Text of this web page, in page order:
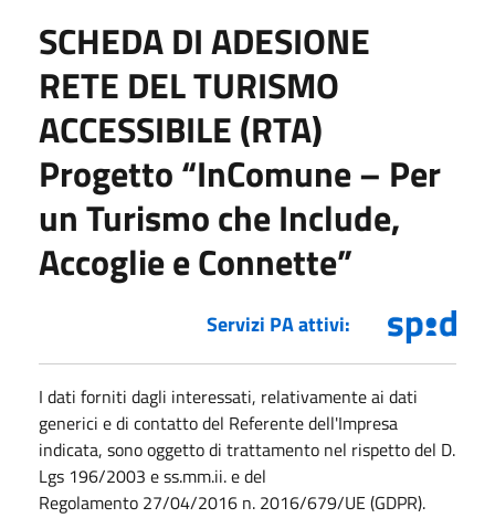
SCHEDA DI ADESIONE
RETE DEL TURISMO
ACCESSIBILE (RTA)
Progetto “InComune – Per
un Turismo che Include,
Accoglie e Connette”
Servizi PA attivi:
I dati forniti dagli interessati, relativamente ai dati
generici e di contatto del Referente dell'Impresa
indicata, sono oggetto di trattamento nel rispetto del D.
Lgs 196/2003 e ss.mm.ii. e del
Regolamento 27/04/2016 n. 2016/679/UE (GDPR).